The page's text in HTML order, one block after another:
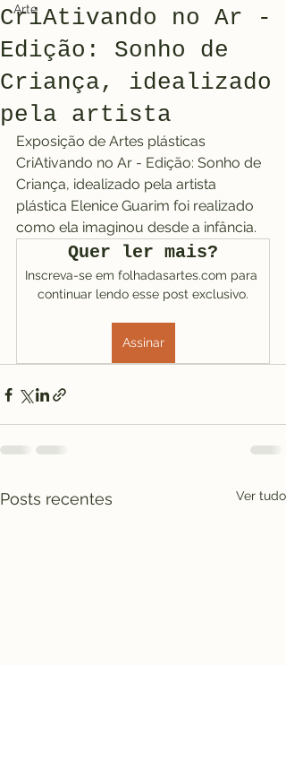
Arte
CriAtivando no Ar -
Edição: Sonho de
Criança, idealizado
pela artista
Exposição de Artes plásticas
CriAtivando no Ar - Edição: Sonho de
Criança, idealizado pela artista
plástica Elenice Guarim foi realizado
como ela imaginou desde a infância.
Quer ler mais?
Inscreva-se em folhadasartes.com para
continuar lendo esse post exclusivo.
Assinar
Posts recentes Ver tudo